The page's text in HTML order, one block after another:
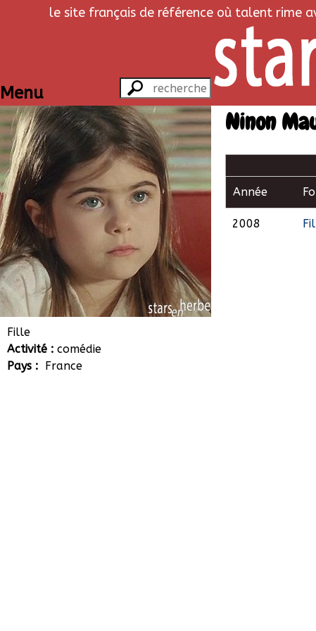
le site français de référence où talent rime
Menu
Ninon Mauger
Fille
Activité : comédie
Pays : France
Ninon
Année
2008